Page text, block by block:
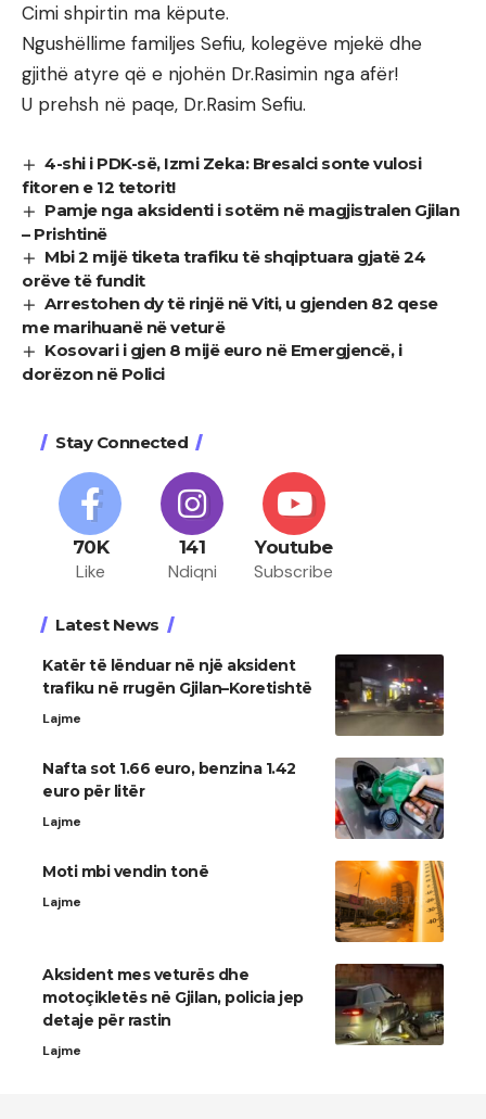
Cimi shpirtin ma këpute.
Ngushëllime familjes Sefiu, kolegëve mjekë dhe
gjithë atyre që e njohën Dr.Rasimin nga afër!
U prehsh në paqe, Dr.Rasim Sefiu.
4-shi i PDK-së, Izmi Zeka: Bresalci sonte vulosi
fitoren e 12 tetorit!
Pamje nga aksidenti i sotëm në magjistralen Gjilan
– Prishtinë
Mbi 2 mijë tiketa trafiku të shqiptuara gjatë 24
orëve të fundit
Arrestohen dy të rinjë në Viti, u gjenden 82 qese
me marihuanë në veturë
Kosovari i gjen 8 mijë euro në Emergjencë, i
dorëzon në Polici
Stay Connected
70K
Like
141
Ndiqni
Youtube
Subscribe
Latest News
Katër të lënduar në një aksident
trafiku në rrugën Gjilan–Koretishtë
Lajme
Nafta sot 1.66 euro, benzina 1.42
euro për litër
Lajme
Moti mbi vendin tonë
Lajme
Aksident mes veturës dhe
motoçikletës në Gjilan, policia jep
detaje për rastin
Lajme